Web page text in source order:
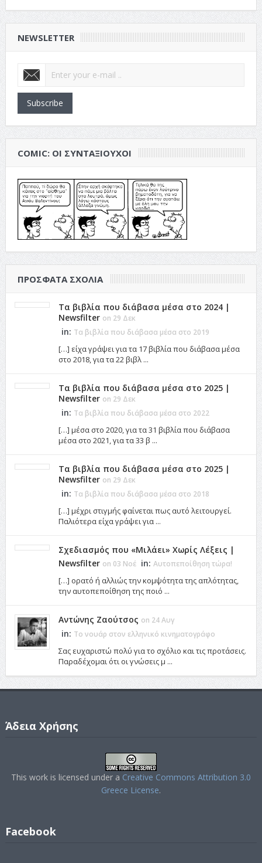
NEWSLETTER
Subscribe
COMIC: ΟΙ ΣΥΝΤΑΞΙΟΎΧΟΙ
ΠΡΌΣΦΑΤΑ ΣΧΌΛΙΑ
Τα βιβλία που διάβασα μέσα στο 2024 |
Newsfilter on 29 Δεκ
in: Τα βιβλία που διάβασα μέσα στο 2019
[…] είχα γράψει για τα 17 βιβλία που διάβασα μέσα
στο 2018, για τα 22 βιβλ ...
Τα βιβλία που διάβασα μέσα στο 2025 |
Newsfilter on 29 Δεκ
in: Τα βιβλία που διάβασα μέσα στο 2022
[…] μέσα στο 2020, για τα 31 βιβλία που διάβασα
μέσα στο 2021, για τα 33 β ...
Τα βιβλία που διάβασα μέσα στο 2025 |
Newsfilter on 29 Δεκ
in: Τα βιβλία που διάβασα μέσα στο 2018
[…] μέχρι στιγμής φαίνεται πως αυτό λειτουργεί.
Παλιότερα είχα γράψει για ...
Σχεδιασμός που «Μιλάει» Χωρίς Λέξεις |
Newsfilter on 03 Νοέ in: Αυτοπεποίθηση τώρα!
[…] ορατό ή αλλιώς την κομψότητα της απλότητας,
την αυτοπεποίθηση της ποιό ...
Αντώνης Ζαούτσος on 24 Αυγ
in: Το νουάρ στον ελληνικό κινηματογράφο
Σας ευχαριστώ πολύ για το σχόλιο και τις προτάσεις.
Παραδέχομαι ότι οι γνώσεις μ ...
Άδεια Χρήσης
This work is licensed under a Creative Commons Attribution 3.0
Greece License.
Facebook